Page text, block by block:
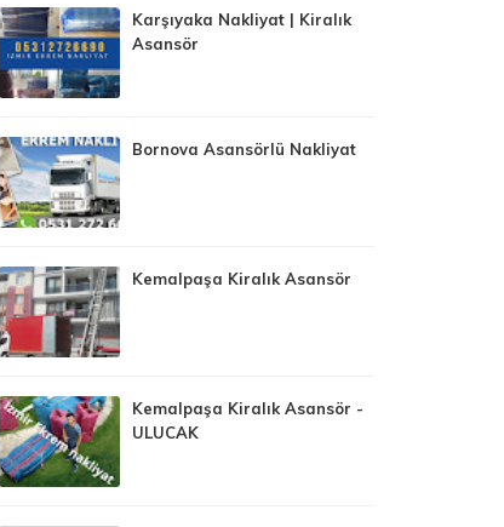
Karşıyaka Nakliyat | Kiralık
Asansör
Bornova Asansörlü Nakliyat
Kemalpaşa Kiralık Asansör
Kemalpaşa Kiralık Asansör -
ULUCAK